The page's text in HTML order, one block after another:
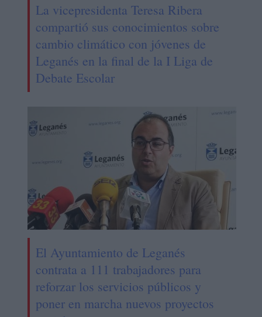
La vicepresidenta Teresa Ribera
compartió sus conocimientos sobre
cambio climático con jóvenes de
Leganés en la final de la I Liga de
Debate Escolar
El Ayuntamiento de Leganés
contrata a 111 trabajadores para
reforzar los servicios públicos y
poner en marcha nuevos proyectos